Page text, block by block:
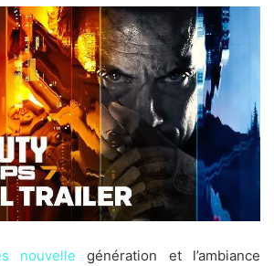
nouvelle génération et l’ambiance